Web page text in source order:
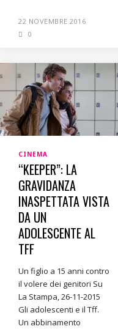
22 NOVEMBRE 2016
0
CINEMA
“KEEPER”: LA
GRAVIDANZA
INASPETTATA VISTA
DA UN
ADOLESCENTE AL
TFF
Un figlio a 15 anni contro
il volere dei genitori Su
La Stampa, 26-11-2015
Gli adolescenti e il Tff.
Un abbinamento